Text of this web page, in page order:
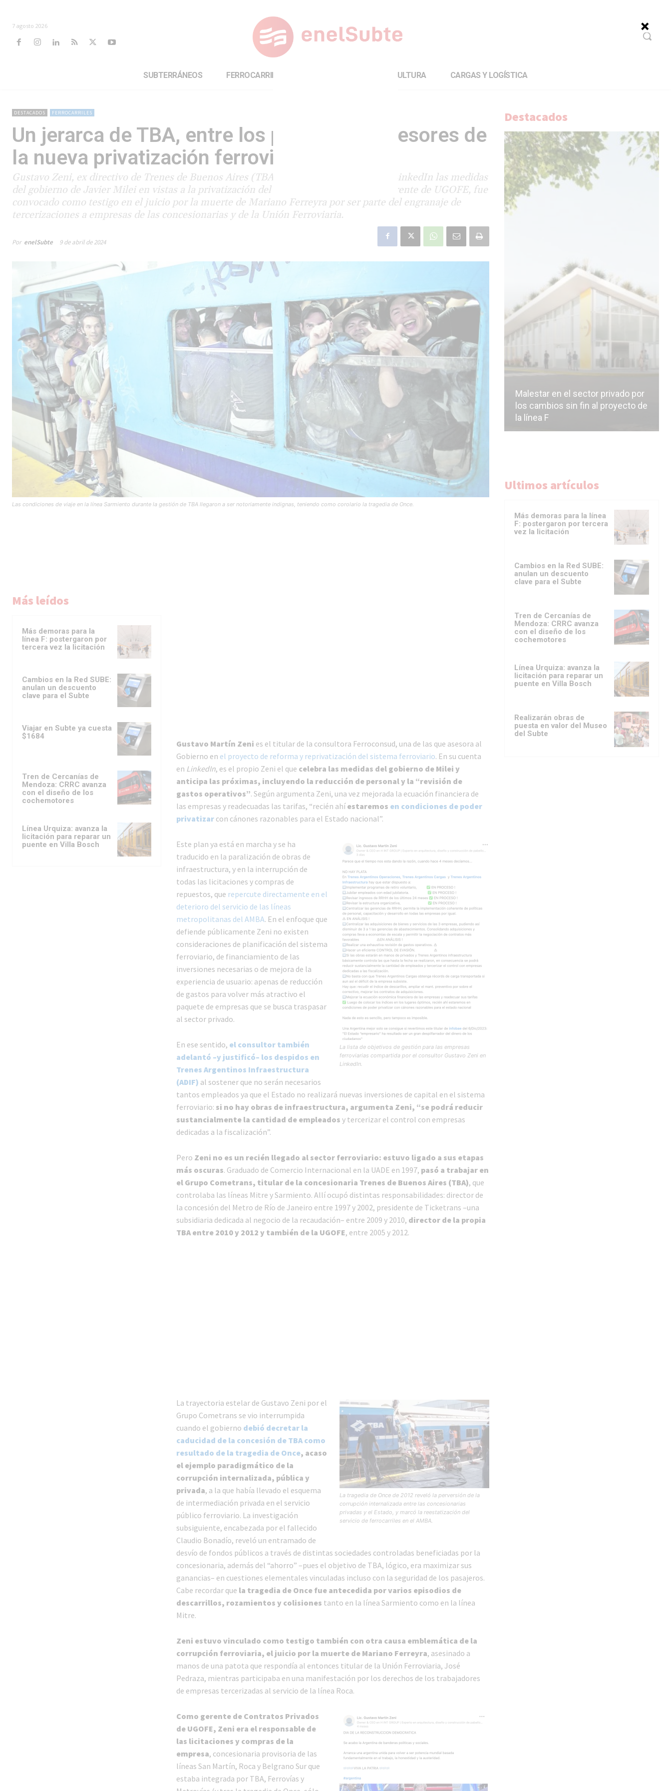
7 agosto 2026
SUBTERRÁNEOS FERROCARRILES CULTURA CARGAS Y LOGÍSTICA
DESTACADOS FERROCARRILES
Un jerarca de TBA, entre los principales asesores de
la nueva privatización ferroviaria
Gustavo Zeni, ex directivo de Trenes de Buenos Aires (TBA) y de UGOFE, anticipa en LinkedIn las medidas
del gobierno de Javier Milei en vistas a la privatización del sector ferroviario. Como gerente de UGOFE, fue
convocado como testigo en el juicio por la muerte de Mariano Ferreyra por ser parte del engranaje de
tercerizaciones a empresas de las concesionarias y de la Unión Ferroviaria.
Por enelSubte 9 de abril de 2024
Las condiciones de viaje en la línea Sarmiento durante la gestión de TBA llegaron a ser notoriamente indignas, teniendo como corolario la tragedia de Once.
Más leídos
Más demoras para la
línea F: postergaron por
tercera vez la licitación
Cambios en la Red SUBE:
anulan un descuento
clave para el Subte
Viajar en Subte ya cuesta
$1684
Tren de Cercanías de
Mendoza: CRRC avanza
con el diseño de los
cochemotores
Línea Urquiza: avanza la
licitación para reparar un
puente en Villa Bosch
Gustavo Martín Zeni es el titular de la consultora Ferroconsud, una de las que asesora al
Gobierno en el proyecto de reforma y reprivatización del sistema ferroviario. En su cuenta
en LinkedIn, es el propio Zeni el que celebra las medidas del gobierno de Milei y
anticipa las próximas, incluyendo la reducción de personal y la “revisión de
gastos operativos”. Según argumenta Zeni, una vez mejorada la ecuación financiera de
las empresas y readecuadas las tarifas, “recién ahíestaremos en condiciones de poder
privatizarcon cánones razonables para el Estado nacional”.
La lista de objetivos de gestión para las empresas
ferroviarias compartida por el consultor Gustavo Zeni en
LinkedIn.
Este plan ya está en marcha y se ha
traducido en la paralización de obras de
infraestructura, y en la interrupción de
todas las licitaciones y compras de
repuestos, que repercute directamente en el
deterioro del servicio de las líneas
metropolitanas del AMBA. En el enfoque que
defiende públicamente Zeni no existen
consideraciones de planificación del sistema
ferroviario, de financiamiento de las
inversiones necesarias o de mejora de la
experiencia de usuario: apenas de reducción
de gastos para volver más atractivo el
paquete de empresas que se busca traspasar
al sector privado.
En ese sentido, el consultor también
adelantó –y justificó– los despidos en
Trenes Argentinos Infraestructura
(ADIF) al sostener que no serán necesarios
tantos empleados ya que el Estado no realizará nuevas inversiones de capital en el sistema
ferroviario: si no hay obras de infraestructura, argumenta Zeni, “se podrá reducir
sustancialmente la cantidad de empleados y tercerizar el control con empresas
dedicadas a la fiscalización”.
Pero Zeni no es un recién llegado al sector ferroviario: estuvo ligado a sus etapas
más oscuras. Graduado de Comercio Internacional en la UADE en 1997, pasó a trabajar en
el Grupo Cometrans, titular de la concesionaria Trenes de Buenos Aires (TBA), que
controlaba las líneas Mitre y Sarmiento. Allí ocupó distintas responsabilidades: director de
la concesión del Metro de Río de Janeiro entre 1997 y 2002, presidente de Ticketrans –una
subsidiaria dedicada al negocio de la recaudación– entre 2009 y 2010, director de la propia
TBA entre 2010 y 2012 y también de la UGOFE, entre 2005 y 2012.
La tragedia de Once de 2012 reveló la perversión de la
corrupción internalizada entre las concesionarias
privadas y el Estado, y marcó la reestatización del
servicio de ferrocarriles en el AMBA.
La trayectoria estelar de Gustavo Zeni por el
Grupo Cometrans se vio interrumpida
cuando el gobierno debió decretar la
caducidad de la concesión de TBA como
resultado de la tragedia de Once, acaso
el ejemplo paradigmático de la
corrupción internalizada, pública y
privada, a la que había llevado el esquema
de intermediación privada en el servicio
público ferroviario. La investigación
subsiguiente, encabezada por el fallecido
Claudio Bonadío, reveló un entramado de
desvío de fondos públicos a través de distintas sociedades controladas beneficiadas por la
concesionaria, además del “ahorro” –pues el objetivo de TBA, lógico, era maximizar sus
ganancias– en cuestiones elementales vinculadas incluso con la seguridad de los pasajeros.
Cabe recordar que la tragedia de Once fue antecedida por varios episodios de
descarrillos, rozamientos y colisiones tanto en la línea Sarmiento como en la línea
Mitre.
Zeni estuvo vinculado como testigo también con otra causa emblemática de la
corrupción ferroviaria, el juicio por la muerte de Mariano Ferreyra, asesinado a
manos de una patota que respondía al entonces titular de la Unión Ferroviaria, José
Pedraza, mientras participaba en una manifestación por los derechos de los trabajadores
de empresas tercerizadas al servicio de la línea Roca.
Como gerente de Contratos Privados
de UGOFE, Zeni era el responsable de
las licitaciones y compras de la
empresa, concesionaria provisoria de las
líneas San Martín, Roca y Belgrano Sur que
estaba integrada por TBA, Ferrovías y
Destacados
Malestar en el sector privado por
los cambios sin fin al proyecto de
la línea F
Ultimos artículos
Más demoras para la línea
F: postergaron por tercera
vez la licitación
Cambios en la Red SUBE:
anulan un descuento
clave para el Subte
Tren de Cercanías de
Mendoza: CRRC avanza
con el diseño de los
cochemotores
Línea Urquiza: avanza la
licitación para reparar un
puente en Villa Bosch
Realizarán obras de
puesta en valor del Museo
del Subte